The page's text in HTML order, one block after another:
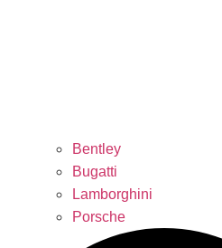
Bentley
Bugatti
Lamborghini
Porsche